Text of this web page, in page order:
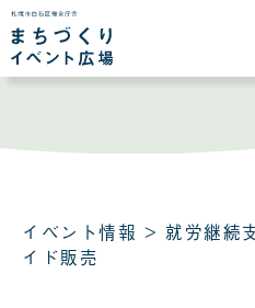
イベント情報 > 就労継続
イド販売